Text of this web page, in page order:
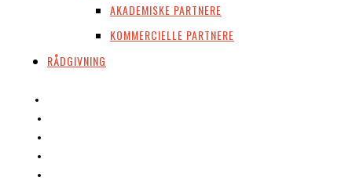
AKADEMISKE PARTNERE
KOMMERCIELLE PARTNERE
RÅDGIVNING